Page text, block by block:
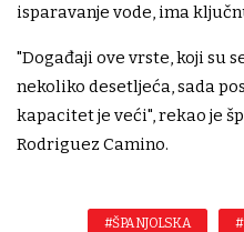
isparavanje vode, ima
"Događaji ove vrste, koji su
nekoliko desetljeća, sada
kapacitet je veći", rekao je
Rodriguez Camino.
#ŠPANJOLSKA